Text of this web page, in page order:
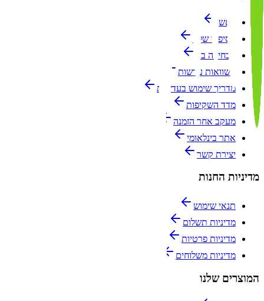
ראשי
הסיפור שלנו
הבחירה בנו
השוואות עדשות
מדריך שימוש בעדשות
מדד השקיפות
מעקב אחר הזמנה
אתר בינלאומי
יצירת קשר
מדיניות החנות
תנאי שימוש
מדיניות תשלום
מדיניות פרטיות
מדיניות משלוחים
המוצרים שלנו